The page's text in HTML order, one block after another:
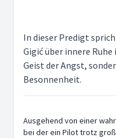
In dieser Predigt
Gigić über innere
Geist der Angst,
Besonnenheit.
Ausgehend von einer
bei der ein Pilot trotz